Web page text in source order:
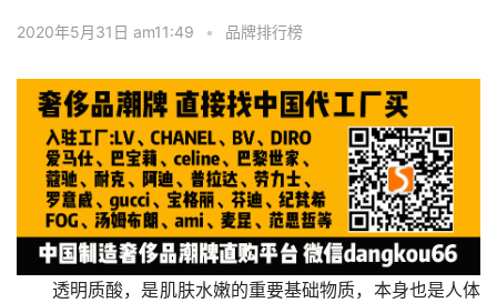
2020年5月31日 am11:49 • 品牌排行榜
透明质酸，是肌肤水嫩的重要基础物质，本身也是人体